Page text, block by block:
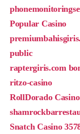
Popular Casino
public
raptergiris.com
ritzo-casino
RollDorado Casino
Snatch Casino